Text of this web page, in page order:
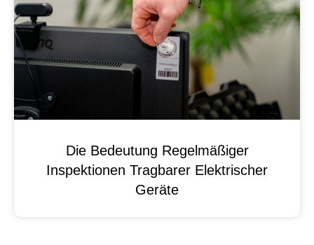
Die Bedeutung Regelmäßiger
Inspektionen Tragbarer Elektrischer
Geräte